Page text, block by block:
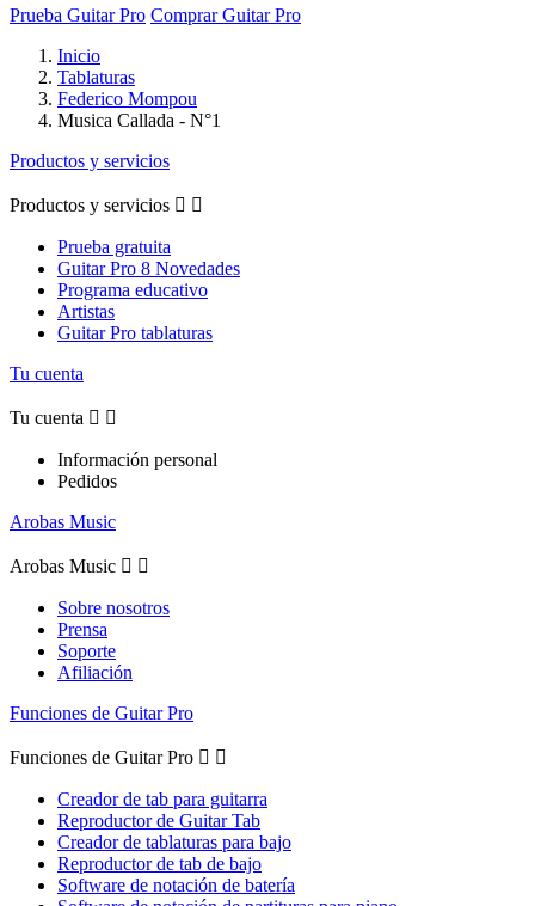
Prueba Guitar Pro Comprar Guitar Pro
Inicio
Tablaturas
Federico Mompou
Musica Callada - N°1
Productos y servicios
Productos y servicios  
Prueba gratuita
Guitar Pro 8 Novedades
Programa educativo
Artistas
Guitar Pro tablaturas
Tu cuenta
Tu cuenta  
Información personal
Pedidos
Arobas Music
Arobas Music  
Sobre nosotros
Prensa
Soporte
Afiliación
Funciones de Guitar Pro
Funciones de Guitar Pro  
Creador de tab para guitarra
Reproductor de Guitar Tab
Creador de tablaturas para bajo
Reproductor de tab de bajo
Software de notación de batería